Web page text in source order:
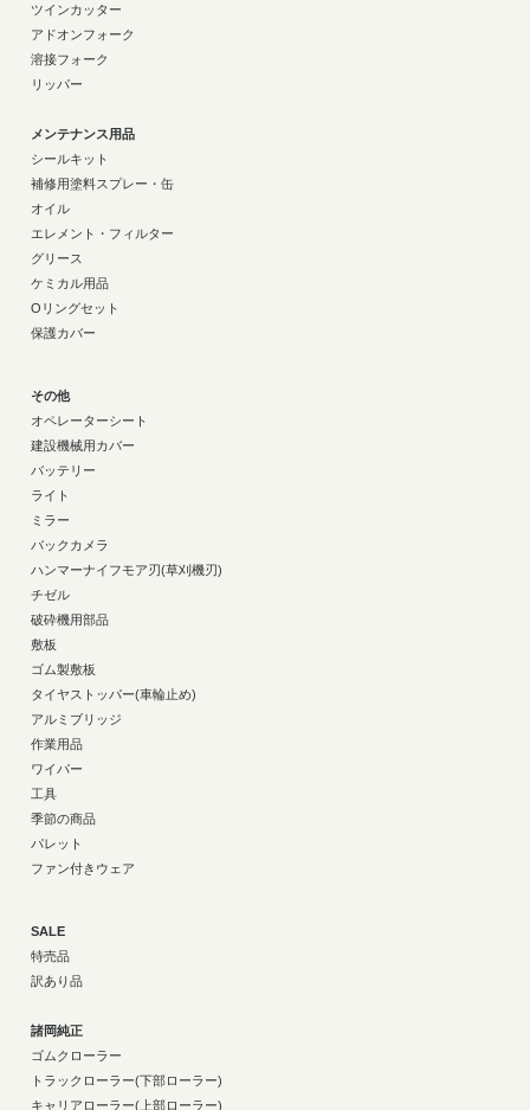
ツインカッター
アドオンフォーク
溶接フォーク
リッパー
メンテナンス用品
シールキット
補修用塗料スプレー・缶
オイル
エレメント・フィルター
グリース
ケミカル用品
Oリングセット
保護カバー
その他
オペレーターシート
建設機械用カバー
バッテリー
ライト
ミラー
バックカメラ
ハンマーナイフモア刃(草刈機刃)
チゼル
破砕機用部品
敷板
ゴム製敷板
タイヤストッパー(車輪止め)
アルミブリッジ
作業用品
ワイパー
工具
季節の商品
パレット
ファン付きウェア
SALE
特売品
訳あり品
諸岡純正
ゴムクローラー
トラックローラー(下部ローラー)
キャリアローラー(上部ローラー)